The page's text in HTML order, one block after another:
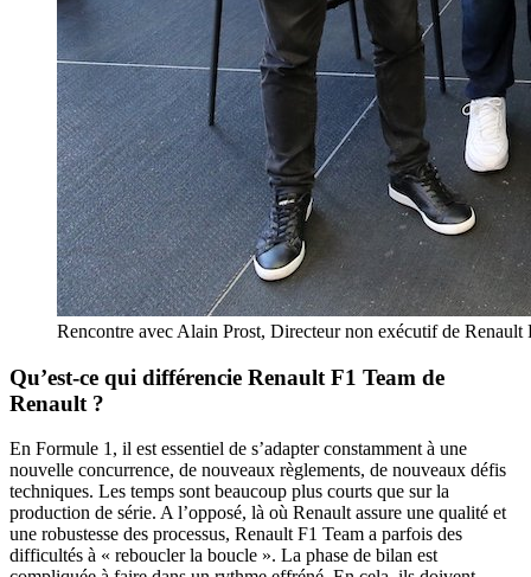
Rencontre avec Alain Prost, Directeur non exécutif de Renault
Qu’est-ce qui différencie Renault F1 Team de
Renault ?
En Formule 1, il est essentiel de s’adapter constamment à une
nouvelle concurrence, de nouveaux règlements, de nouveaux défis
techniques. Les temps sont beaucoup plus courts que sur la
production de série. A l’opposé, là où Renault assure une qualité et
une robustesse des processus, Renault F1 Team a parfois des
difficultés à « reboucler la boucle ». La phase de bilan est